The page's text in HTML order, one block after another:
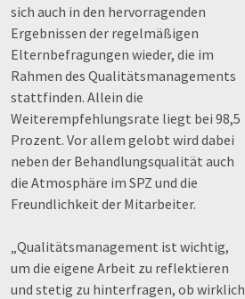
sich auch in den hervorragenden
Ergebnissen der regelmäßigen
Elternbefragungen wieder, die im
Rahmen des Qualitätsmanagements
stattfinden. Allein die
Weiterempfehlungsrate liegt bei 98,5
Prozent. Vor allem gelobt wird dabei
neben der Behandlungsqualität auch
die Atmosphäre im SPZ und die
Freundlichkeit der Mitarbeiter.
„Qualitätsmanagement ist wichtig,
um die eigene Arbeit zu reflektieren
und stetig zu hinterfragen, ob wirklich